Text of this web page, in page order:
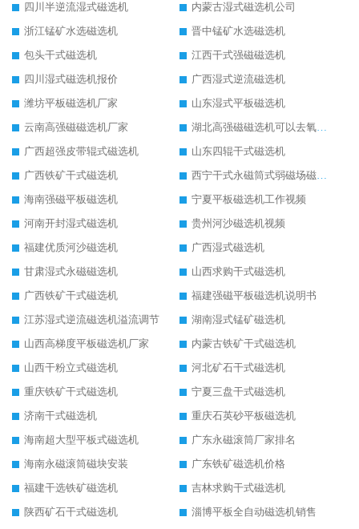
四川半逆流湿式磁选机
内蒙古湿式磁选机公司
浙江锰矿水选磁选机
晋中锰矿水选磁选机
包头干式磁选机
江西干式强磁磁选机
四川湿式磁选机报价
广西湿式逆流磁选机
潍坊平板磁选机厂家
山东湿式平板磁选机
云南高强磁磁选机厂家
湖北高强磁磁选机可以去氧化铝
广西超强皮带辊式磁选机
山东四辊干式磁选机
广西铁矿干式磁选机
西宁干式永磁筒式弱磁场磁选机结构图
海南强磁平板磁选机
宁夏平板磁选机工作视频
河南开封湿式磁选机
贵州河沙磁选机视频
福建优质河沙磁选机
广西湿式磁选机
甘肃湿式永磁磁选机
山西求购干式磁选机
广西铁矿干式磁选机
福建强磁平板磁选机说明书
江苏湿式逆流磁选机溢流调节
湖南湿式锰矿磁选机
山西高梯度平板磁选机厂家
内蒙古铁矿干式磁选机
山西干粉立式磁选机
河北矿石干式磁选机
重庆铁矿干式磁选机
宁夏三盘干式磁选机
济南干式磁选机
重庆石英砂平板磁选机
海南超大型平板式磁选机
广东永磁滚筒厂家排名
海南永磁滚筒磁块安装
广东铁矿磁选机价格
福建干选铁矿磁选机
吉林求购干式磁选机
陕西矿石干式磁选机
淄博平板全自动磁选机销售